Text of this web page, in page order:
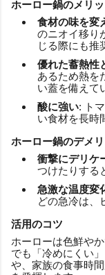
ホーロー鍋のメリッ
食材の味を変
のニオイ移り
じる際にも推
優れた蓄熱性
あるため熱を
い蓋を備えて
酸に強い: ト
い食材を長時
ホーロー鍋のデメリ
衝撃にデリケ
つけたりする
急激な温度変
どの急冷は、
活用のコツ
ホーローは色鮮や
でも「冷めにくい
や、家族の食事時